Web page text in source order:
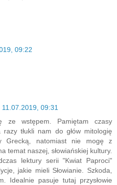
09:22
11.07.2019, 09:31
ze wstępem. Pamiętam czasy
tłukli nam do głów mitologię
Grecką, natomiast nie mogę z
temat naszej, słowiańskiej kultury.
lektury serii "Kwiat Paproci"
jakie mieli Słowianie. Szkoda,
Idealnie pasuje tutaj przysłowie